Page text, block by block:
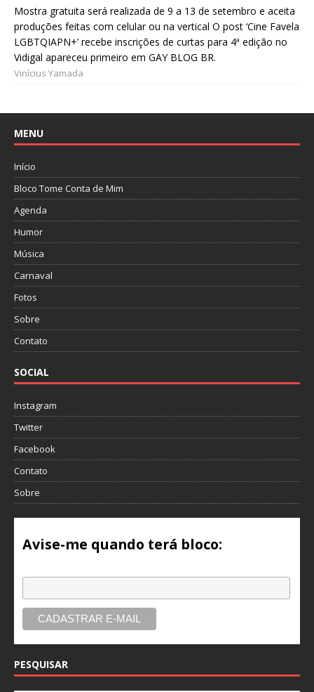
Mostra gratuita será realizada de 9 a 13 de setembro e aceita
produções feitas com celular ou na vertical O post ‘Cine Favela
LGBTQIAPN+’ recebe inscrições de curtas para 4ª edição no
Vidigal apareceu primeiro em GAY BLOG BR.
Vinícius Yamada
MENU
Início
Bloco Tome Conta de Mim
Agenda
Humor
Música
Carnaval
Fotos
Sobre
Contato
SOCIAL
Instagram
Twitter
Facebook
Contato
Sobre
Avise-me quando terá bloco:
PESQUISAR